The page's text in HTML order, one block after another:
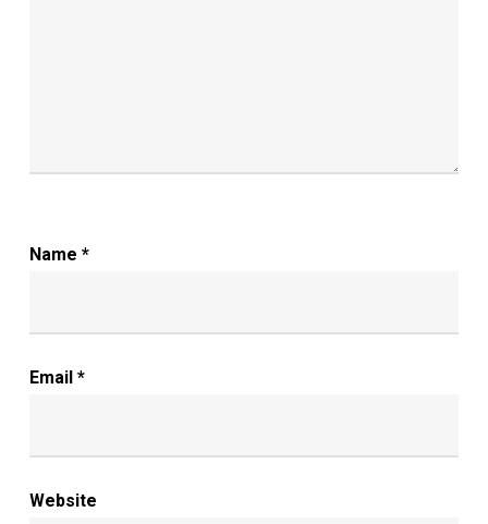
Name *
Email *
Website